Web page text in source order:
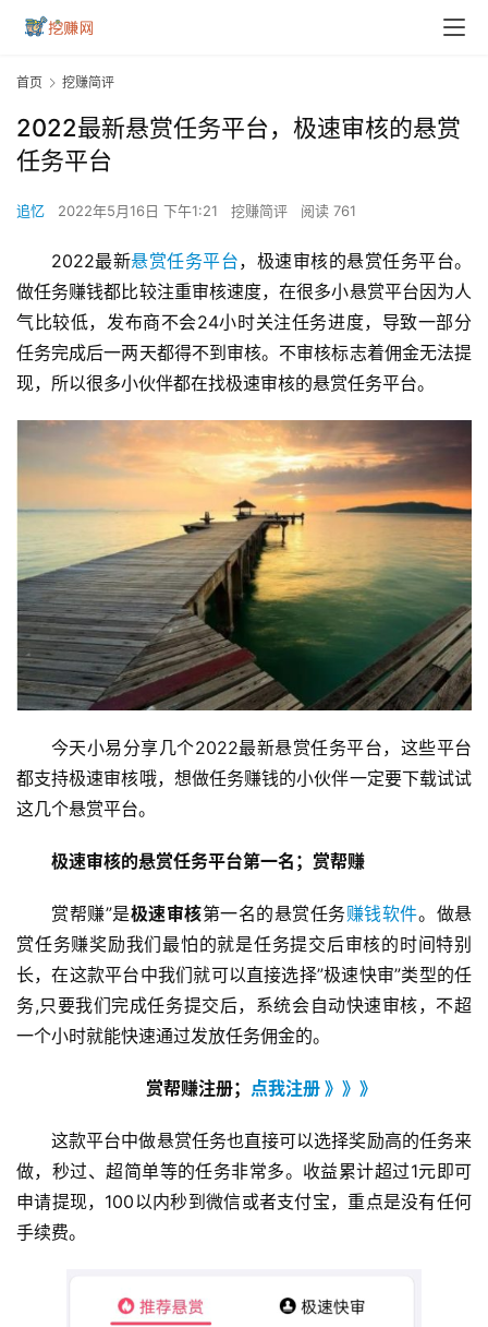
首页 挖赚简评
2022最新悬赏任务平台，极速审核的悬赏
任务平台
追忆 2022年5月16日 下午1:21 挖赚简评 阅读 761
2022最新悬赏任务平台，极速审核的悬赏任务平台。
做任务赚钱都比较注重审核速度，在很多小悬赏平台因为人
气比较低，发布商不会24小时关注任务进度，导致一部分
任务完成后一两天都得不到审核。不审核标志着佣金无法提
现，所以很多小伙伴都在找极速审核的悬赏任务平台。
今天小易分享几个2022最新悬赏任务平台，这些平台
都支持极速审核哦，想做任务赚钱的小伙伴一定要下载试试
这几个悬赏平台。
极速审核的悬赏任务平台第一名；赏帮赚
赏帮赚”是极速审核第一名的悬赏任务赚钱软件。做悬
赏任务赚奖励我们最怕的就是任务提交后审核的时间特别
长，在这款平台中我们就可以直接选择”极速快审”类型的任
务,只要我们完成任务提交后，系统会自动快速审核，不超
一个小时就能快速通过发放任务佣金的。
赏帮赚注册； 点我注册 》》》
这款平台中做悬赏任务也直接可以选择奖励高的任务来
做，秒过、超简单等的任务非常多。收益累计超过1元即可
申请提现，100以内秒到微信或者支付宝，重点是没有任何
手续费。